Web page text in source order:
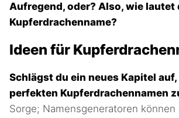
Aufregend, oder? Also, wie lautet
Kupferdrachenname?
Ideen für
Schlägst du ein neues Kapitel auf,
perfekten Kupferdrachennamen
Sorge; Namensgeneratoren können